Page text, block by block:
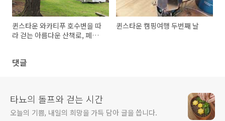
퀸스타운 와카티푸 호수변을 따
라 걷는 아름다운 산책로, 페닌
퀸스타운 캠핑여행 두번째 날
댓글
타뇨의 돌프와 걷는 시간
오늘의 기쁨, 내일의 희망을 가득 담아 글을 씁니다.